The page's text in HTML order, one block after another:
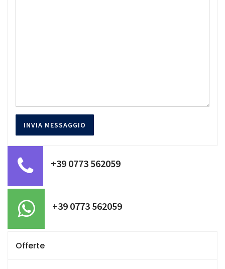
+39 0773 562059
+39 0773 562059
Offerte